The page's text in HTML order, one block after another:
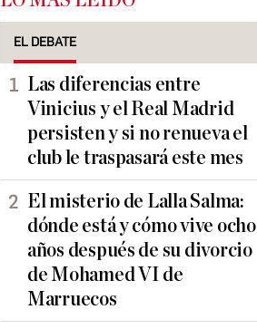
EL DEBATE
Las diferencias entre
Vinicius y el Real Madrid
persisten y si no renueva el
club le traspasará este mes
El misterio de Lalla Salma:
dónde está y cómo vive ocho
años después de su divorcio
de Mohamed VI de
Marruecos